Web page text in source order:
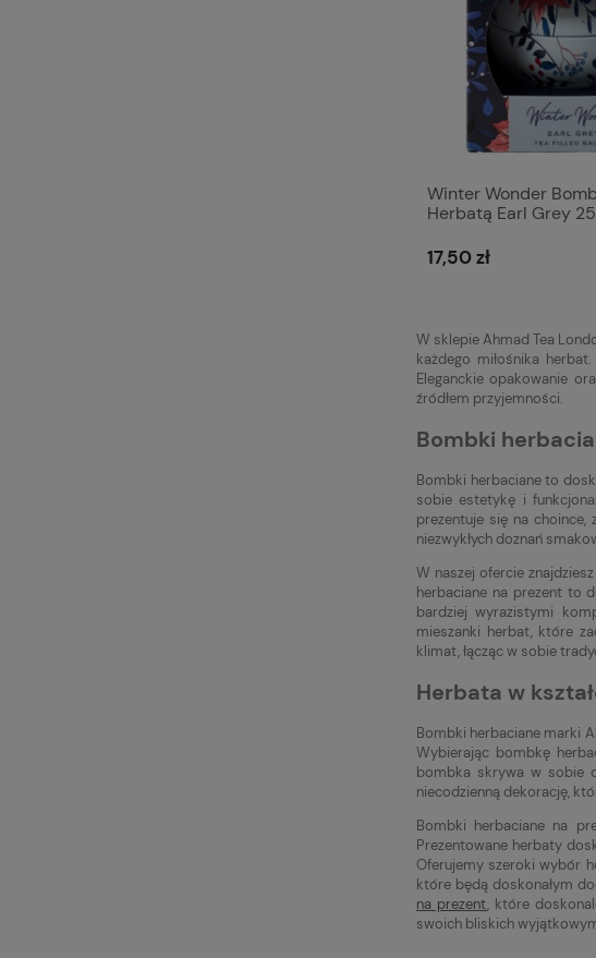
Winter Wonder
Herbatą Earl Grey
17,50 zł
W sklepie Ahmad Tea
każdego miłośnika
Eleganckie opakowanie
źródłem przyjemności.
Bombki
Bombki herbaciane to
sobie estetykę i
prezentuje się na
niezwykłych doznań
W naszej ofercie
herbaciane na prezent to
bardziej wyrazistymi
mieszanki herbat, które
klimat, łącząc w sobie
Herbata w
Bombki herbaciane marki
Wybierając bombkę
bombka skrywa w sobie
niecodzienną dekorację,
Bombki herbaciane na
Prezentowane herbaty
Oferujemy szeroki wybór
które będą doskonałym
na prezent, które
swoich bliskich